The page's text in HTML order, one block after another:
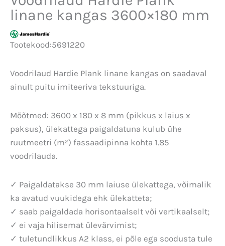
linane kangas 3600×180 mm
Tootekood:5691220
Voodrilaud Hardie Plank linane kangas on saadaval
ainult puitu imiteeriva tekstuuriga.
Mõõtmed: 3600 x 180 x 8 mm (pikkus x laius x
paksus), ülekattega paigaldatuna kulub ühe
ruutmeetri (m²) fassaadipinna kohta 1.85
voodrilauda.
✓ Paigaldatakse 30 mm laiuse ülekattega, võimalik
ka avatud vuukidega ehk ülekatteta;
✓ saab paigaldada horisontaalselt või vertikaalselt;
✓ ei vaja hilisemat ülevärvimist;
✓ tuletundlikkus A2 klass, ei põle ega soodusta tule